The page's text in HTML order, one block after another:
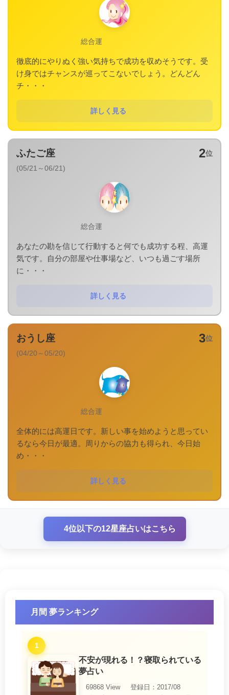
総合運
徹底的にやりぬく強い気持ちで成功を収めそうです。受
け身ではチャンスが巡ってこないでしょう。どんどん
チ・・・
詳しく見る
2位
ふたご座
(05/21～06/21)
総合運
あなたの勘を信じて行動すると何でも成功する程、高運
気です。自分の部屋や仕事場など、いつも過ごす場所
に・・・
詳しく見る
3位
おうし座
(04/20～05/20)
総合運
全体的には高運日です。新しい事を始めようと思ってい
るなら今日が最適。周りからの協力も得られ、今日始
め・・・
詳しく見る
4位以下の12星座占いはこちら
月間 夢ランキング
1
不安が現れる！？寝取られている
夢占い
69868 View
登録日：2017/08